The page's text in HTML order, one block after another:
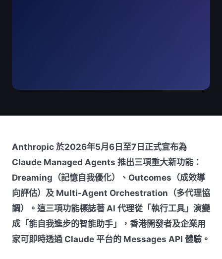
Anthropic 於2026年5月6日至7日正式宣布為
Claude Managed Agents 推出三項重大新功能：
Dreaming（記憶自我優化）、Outcomes（成效導
向評估）及 Multi-Agent Orchestration（多代理協
調）。這三項功能標誌著 AI 代理從「執行工具」演變
成「能自我進步的智能助手」，香港開發者及企業用
家可即時透過 Claude 平台的 Messages API 體驗。